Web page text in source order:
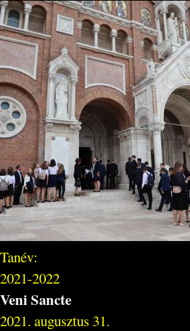
Tanév:
2021-2022
Veni Sancte
2021. augusztus 31.